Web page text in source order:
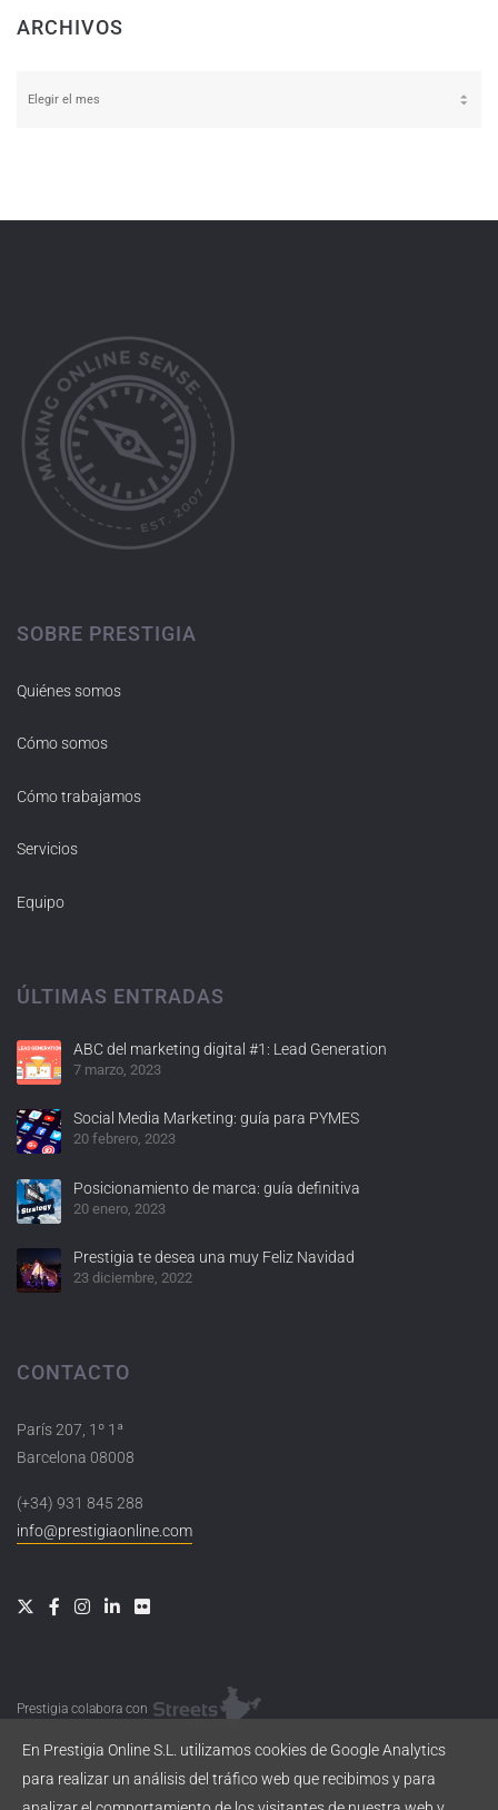
ARCHIVOS
SOBRE PRESTIGIA
Quiénes somos
Cómo somos
Cómo trabajamos
Servicios
Equipo
ÚLTIMAS ENTRADAS
ABC del marketing digital #1: Lead Generation
7 marzo, 2023
Social Media Marketing: guía para PYMES
20 febrero, 2023
Posicionamiento de marca: guía definitiva
20 enero, 2023
Prestigia te desea una muy Feliz Navidad
23 diciembre, 2022
CONTACTO
París 207, 1º 1ª
Barcelona 08008
(+34) 931 845 288
info@prestigiaonline.com
Prestigia colabora con
En Prestigia Online S.L. utilizamos cookies de Google Analytics
para realizar un análisis del tráfico web que recibimos y para